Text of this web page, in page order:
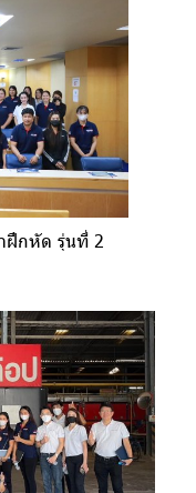
ฝึกหัด รุ่นที่ 2